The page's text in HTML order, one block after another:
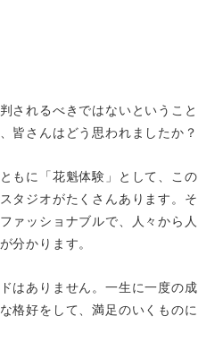
されるべきではないということ
皆さんはどう思われましたか？
もに「花魁体験」として、この
タジオがたくさんあります。そ
ァッショナブルで、人々から人
分かります。
はありません。一生に一度の成
格好をして、満足のいくものに